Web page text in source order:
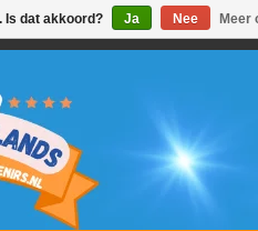
ALLE MERKEN SOUVENIRS
Is dat akkoord? Ja Nee Meer